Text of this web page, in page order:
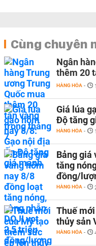
Cùng chuyên
Ngân
thêm 20
HÀNG HÓA -
Giá lúa
Độ tăng
HÀNG HÓA -
Bảng giá
tăng
đồng/
HÀNG HÓA -
Thuế
thủy sản
HÀNG HÓA -